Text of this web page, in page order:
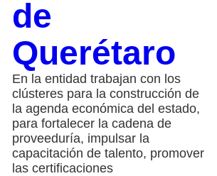
de
Querétaro
En la entidad trabajan con los
clústeres para la construcción de
la agenda económica del estado,
para fortalecer la cadena de
proveeduría, impulsar la
capacitación de talento, promover
las certificaciones